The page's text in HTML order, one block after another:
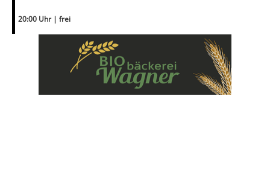
20:00 Uhr | frei